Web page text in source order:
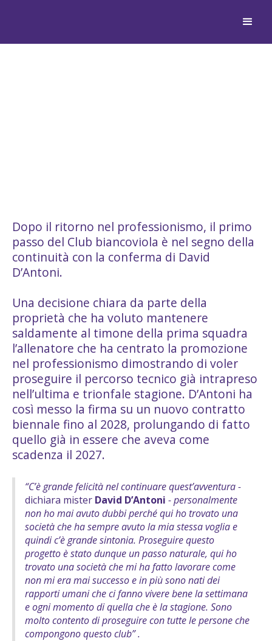
Dopo il ritorno nel professionismo, il primo
passo del Club biancoviola è nel segno della
continuità con la conferma di David
D’Antoni.
Una decisione chiara da parte della
proprietà che ha voluto mantenere
saldamente al timone della prima squadra
l’allenatore che ha centrato la promozione
nel professionismo dimostrando di voler
proseguire il percorso tecnico già intrapreso
nell’ultima e trionfale stagione. D’Antoni ha
così messo la firma su un nuovo contratto
biennale fino al 2028, prolungando di fatto
quello già in essere che aveva come
scadenza il 2027.
“C’è grande felicità nel continuare quest’avventura -
dichiara mister David D’Antoni - personalmente
non ho mai avuto dubbi perché qui ho trovato una
società che ha sempre avuto la mia stessa voglia e
quindi c’è grande sintonia. Proseguire questo
progetto è stato dunque un passo naturale, qui ho
trovato una società che mi ha fatto lavorare come
non mi era mai successo e in più sono nati dei
rapporti umani che ci fanno vivere bene la settimana
e ogni momento di quella che è la stagione. Sono
molto contento di proseguire con tutte le persone che
compongono questo club” .